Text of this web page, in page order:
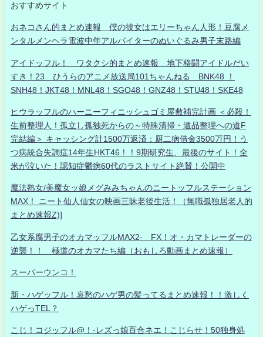
おすすめサイト
おネコさん的まとめ速報 僕の彼女はエリーちゃん人形！豆腐メ
ンタルメンヘラ電波中年アルバイターのぬいぐるみ男子末路編
アイドッフル！ ワタクシ的まとめ速報 地下格闘アイドルだい
すき！23 ひうらのアニメ放送局101ちゃんねる BNK48 ！
SNH48！JKT48！MNL48！SGO48！GNZ48！STU48！SKE48
ヒウラッフルのハーニーフィニッシュゴミ屋敷補完計画 ＜必殺！
生前整理人！孤立し孤独死からの～特殊清掃・遺品整理への道F
完結編＞ キャッシング計1500万返済：厨二病借金3500万円！う
つ病統合失調症14年生HKT46！！9期研究生、最後のサイト！全
米が泣いた！認知症鬱病60代のラストサイト絶賛！公開中
魔法熟女/美魔女ッ娘メグみみちゃんのニートッフルステーション
MAX！ ニート仙人仙女の映画三昧老後生活！（無職孤独居老人的
まとめ速報Z)]
乙女系腐男子のオカマッフルMAX2- FX！オ・カマトレーダーの
逆襲！！ 極道のオカマたち編（おもしろ動画まとめ速報）
スーパーウンコ！
新・ハゲッフル！哀愁のハゲ男の髪ってるまとめ速報！！激しく
ハゲっTEL？
こじ！コジッフル@！-レズっ娘百合ネエ！こじらせ！50独身処